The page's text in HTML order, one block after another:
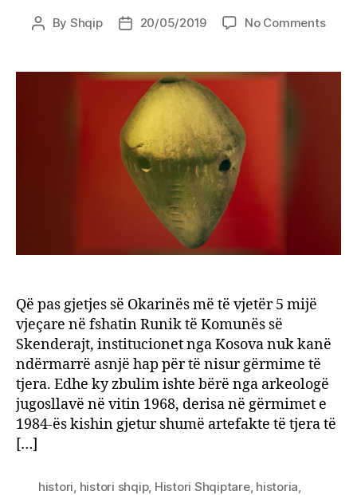
Post
By Shqip
Post20/05/2019 No Commentson
Që pas gjetjes së Okarinës më të vjetër 5 mijë
vjeçare në fshatin Runik të Komunës së
Skenderajt, institucionet nga Kosova nuk kanë
ndërmarrë asnjë hap për të nisur gërmime të
tjera. Edhe ky zbulim ishte bërë nga arkeologë
jugosllavë në vitin 1968, derisa në gërmimet e
1984-ës kishin gjetur shumë artefakte të tjera të
[…]
histori histori shqip, Histori Shqiptare, historia